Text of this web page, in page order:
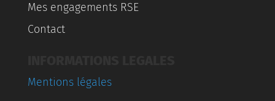
Mes engagements RSE
Contact
Mentions légales